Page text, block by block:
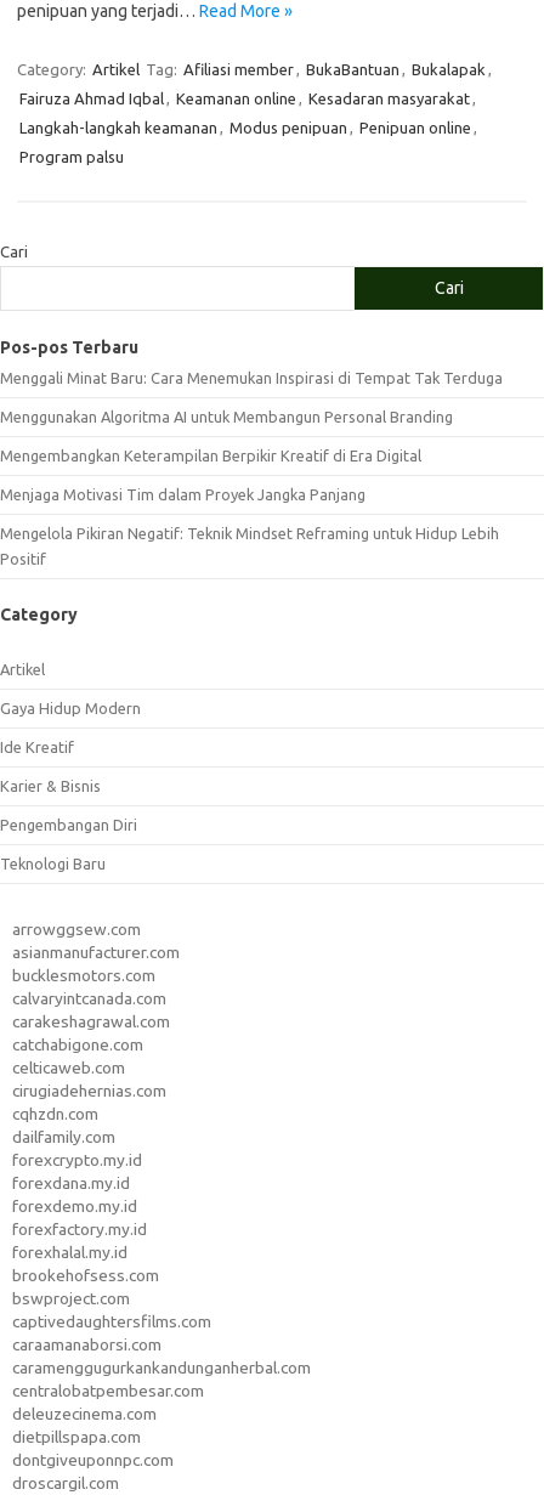
penipuan yang terjadi… Read More »
Category: Artikel Tag: Afiliasi member, BukaBantuan , Bukalapak ,
Fairuza Ahmad Iqbal, Keamanan online , Kesadaran masyarakat,
Langkah-langkah keamanan , Modus penipuan , Penipuan online ,
Program palsu
Cari
Cari
Pos-pos Terbaru
Menggali Minat Baru: Cara Menemukan Inspirasi di Tempat Tak Terduga
Menggunakan Algoritma AI untuk Membangun Personal Branding
Mengembangkan Keterampilan Berpikir Kreatif di Era Digital
Menjaga Motivasi Tim dalam Proyek Jangka Panjang
Mengelola Pikiran Negatif: Teknik Mindset Reframing untuk Hidup Lebih
Positif
Category
Artikel
Gaya Hidup Modern
Ide Kreatif
Karier & Bisnis
Pengembangan Diri
Teknologi Baru
arrowggsew.com
asianmanufacturer.com
bucklesmotors.com
calvaryintcanada.com
carakeshagrawal.com
catchabigone.com
celticaweb.com
cirugiadehernias.com
cqhzdn.com
dailfamily.com
forexcrypto.my.id
forexdana.my.id
forexdemo.my.id
forexfactory.my.id
forexhalal.my.id
brookehofsess.com
bswproject.com
captivedaughtersfilms.com
caraamanaborsi.com
caramenggugurkankandunganherbal.com
centralobatpembesar.com
deleuzecinema.com
dietpillspapa.com
dontgiveuponnpc.com
droscargil.com